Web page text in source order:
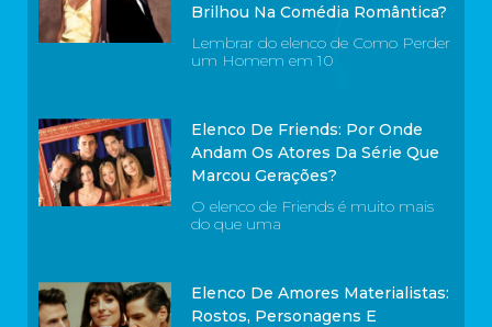
Brilhou Na Comédia Romântica?
Lembrar do elenco de Como Perder
um Homem em 10
Elenco De Friends: Por Onde
Andam Os Atores Da Série Que
Marcou Gerações?
O elenco de Friends é muito mais
do que uma
Elenco De Amores Materialistas:
Rostos, Personagens E